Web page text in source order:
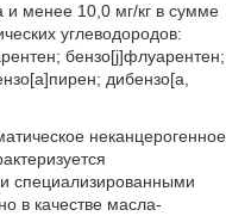
и менее 10,0 мг/кг в сумме
углеводородов:
бензо[j]флуарентен;
дибензо[a,
неканцерогенное
специализированными
в качестве масла-